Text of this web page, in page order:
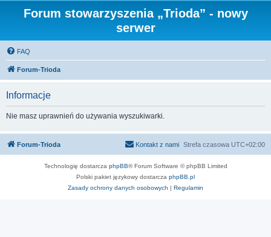
Forum stowarzyszenia „Trioda” - nowy
serwer
FAQ
Forum-Trioda
Informacje
Nie masz uprawnień do używania wyszukiwarki.
Forum-Trioda Strefa czasowa UTC+02:00
Kontakt z nami
Technologię dostarcza phpBB® Forum Software © phpBB Limited
Polski pakiet językowy dostarcza phpBB.pl
Zasady ochrony danych osobowych | Regulamin